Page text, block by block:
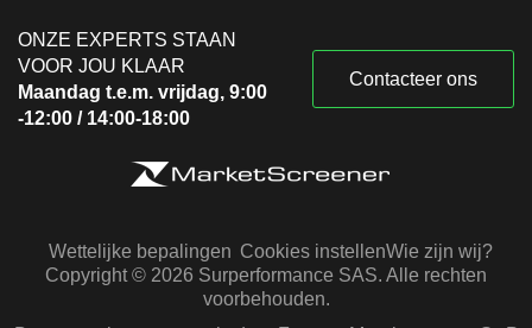
ONZE EXPERTS STAAN
VOOR JOU KLAAR
Maandag t.e.m. vrijdag, 9:00
-12:00 / 14:00-18:00
Contacteer ons
Wettelijke bepalingen Cookies instellenWie zijn wij?
Copyright © 2026 Surperformance SAS. Alle rechten
voorbehouden.